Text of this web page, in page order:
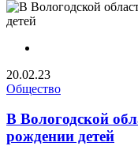
20.02.23
Общество
В Вологодской
рождении детей